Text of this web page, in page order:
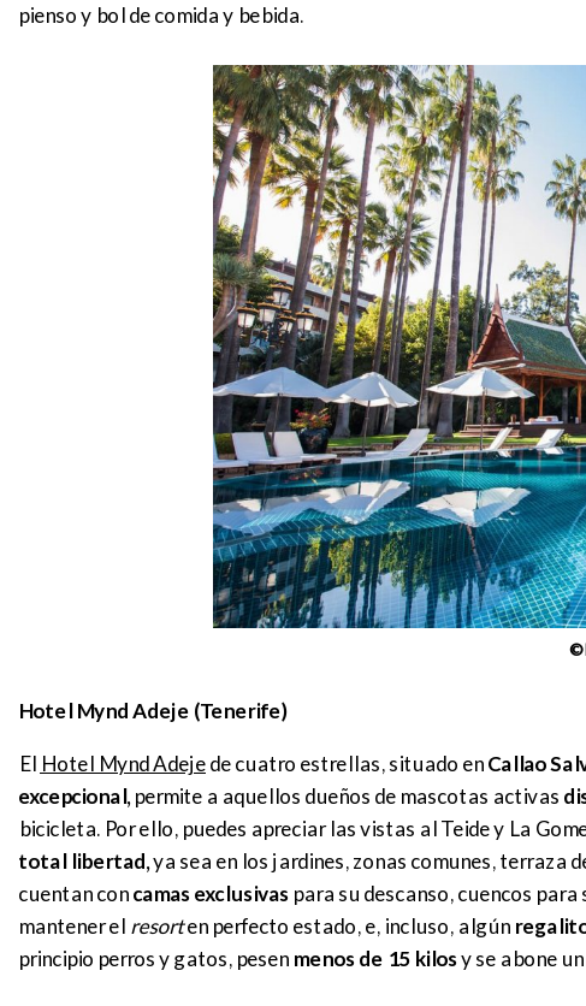
pienso y bol de comida y bebida.
Hotel Mynd Adeje (Tenerife)
El Hotel Mynd Adejede cuatro estrellas, situado enCallao
excepcional, permite a aquellos dueños de mascotas activas
bicicleta. Por ello, puedes apreciar las vistas al Teide y La
total libertad,ya sea en los jardines, zonas comunes, terraza
cuentan concamas exclusivas para su descanso, cuencos
mantener el resorten perfecto estado, e, incluso, algún
principio perros y gatos, pesen menos de 15 kilosy se abone